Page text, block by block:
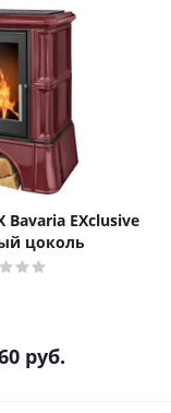
EXclusive
цоколь
руб.